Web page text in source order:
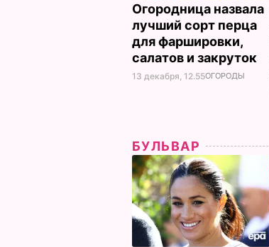
Огородница назвала
лучший сорт перца
для фаршировки,
салатов и закруток
13 декабря, 12.55ОГОРОДЫ
БУЛЬВАР